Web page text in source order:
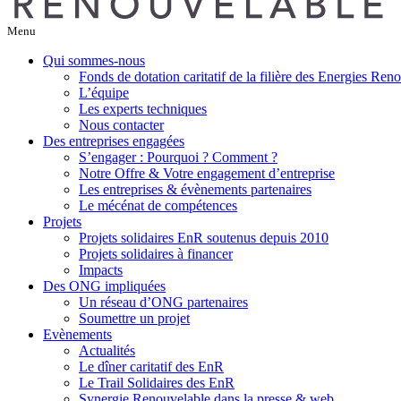
Menu
Qui sommes-nous
Fonds de dotation caritatif de la filière des Energies
L’équipe
Les experts techniques
Nous contacter
Des entreprises engagées
S’engager : Pourquoi ? Comment ?
Notre Offre & Votre engagement d’entreprise
Les entreprises & évènements partenaires
Le mécénat de compétences
Projets
Projets solidaires EnR soutenus depuis 2010
Projets solidaires à financer
Impacts
Des ONG impliquées
Un réseau d’ONG partenaires
Soumettre un projet
Evènements
Actualités
Le dîner caritatif des EnR
Le Trail Solidaires des EnR